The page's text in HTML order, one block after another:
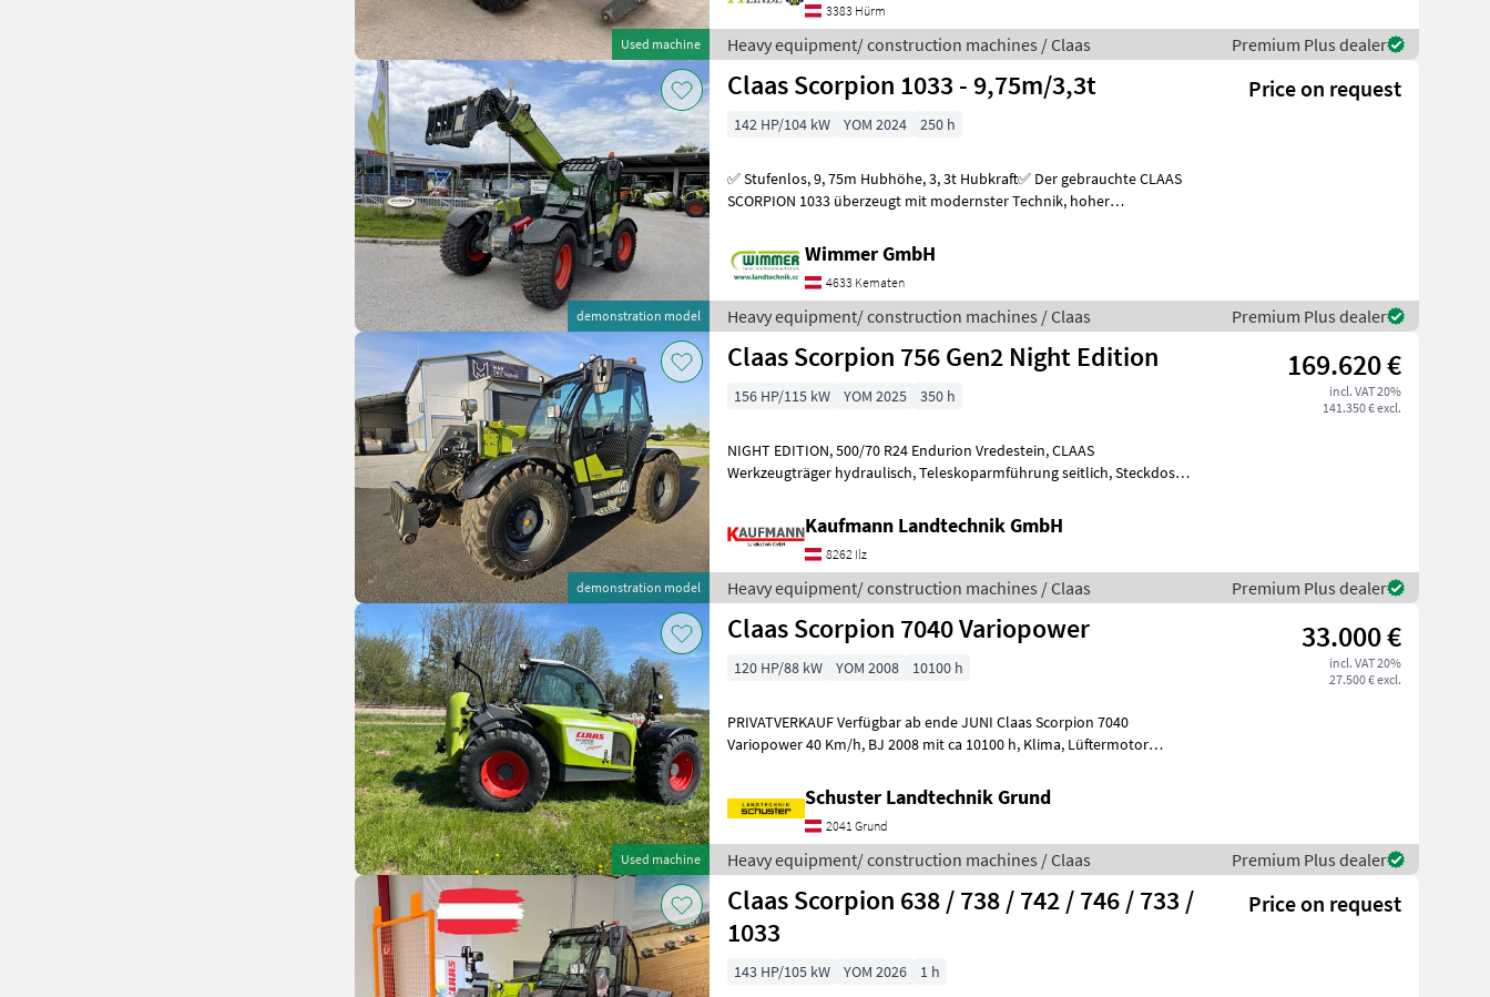
Used machine
3383 Hürm
Heavy equipment/ construction machines / Claas Premium Plus dealer
demonstration model
Claas Scorpion 1033 - 9,75m/3,3t Price on request
142 HP/104 kW YOM 2024 250 h
✅ Stufenlos, 9, 75m Hubhöhe, 3, 3t Hubkraft✅ Der gebrauchte CLAAS
SCORPION 1033 überzeugt mit modernster Technik, hoher
Wimmer GmbH
4633 Kematen
Heavy equipment/ construction machines / Claas Premium Plus dealer
demonstration model
Claas Scorpion 756 Gen2 Night Edition 169.620 €
incl. VAT 20%
141.350 € excl.
156 HP/115 kW YOM 2025 350 h
NIGHT EDITION, 500/70 R24 Endurion Vredestein, CLAAS
Werkzeugträger hydraulisch, Teleskoparmführung seitlich, Steckdose
Kaufmann Landtechnik GmbH
8262 Ilz
Heavy equipment/ construction machines / Claas Premium Plus dealer
Used machine
Claas Scorpion 7040 Variopower 33.000 €
incl. VAT 20%
27.500 € excl.
120 HP/88 kW YOM 2008 10100 h
PRIVATVERKAUF Verfügbar ab ende JUNI Claas Scorpion 7040
Variopower 40 Km/h, BJ 2008 mit ca 10100 h, Klima, Lüftermotor
Schuster Landtechnik Grund
2041 Grund
Heavy equipment/ construction machines / Claas Premium Plus dealer
Claas Scorpion 638 / 738 / 742 / 746 / 733 /
1033
Price on request
143 HP/105 kW YOM 2026
1 h